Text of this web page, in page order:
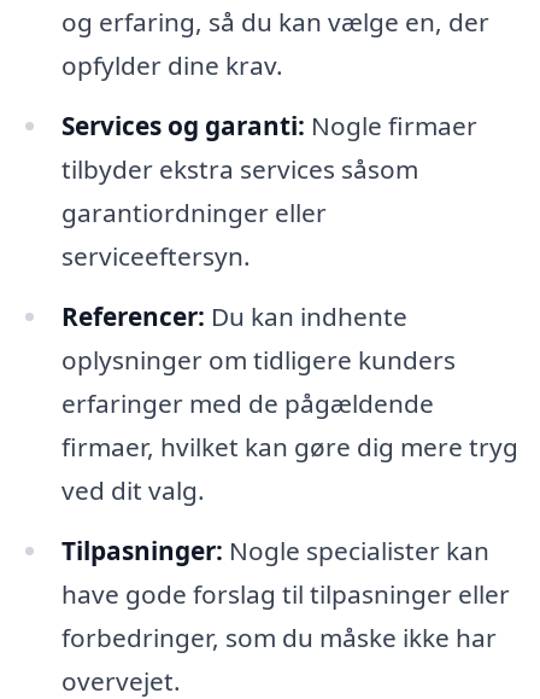
og erfaring, så du kan vælge en, der
opfylder dine krav.
Services og garanti: Nogle firmaer
tilbyder ekstra services såsom
garantiordninger eller
serviceeftersyn.
Referencer: Du kan indhente
oplysninger om tidligere kunders
erfaringer med de pågældende
firmaer, hvilket kan gøre dig mere tryg
ved dit valg.
Tilpasninger: Nogle specialister kan
have gode forslag til tilpasninger eller
forbedringer, som du måske ikke har
overvejet.